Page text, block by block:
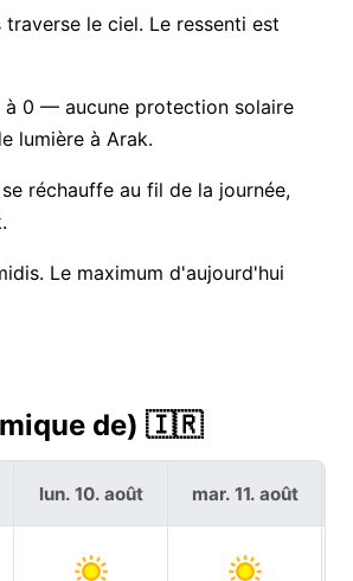
le ciel. Le ressenti est
à 0 — aucune protection solaire
lumière à Arak.
réchauffe au fil de la journée,
Le maximum d'aujourd'hui
de) 🇮🇷
lun. 10. août mar. 11. août